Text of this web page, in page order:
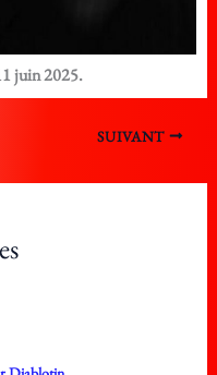
juin 2025.
SUIVANT